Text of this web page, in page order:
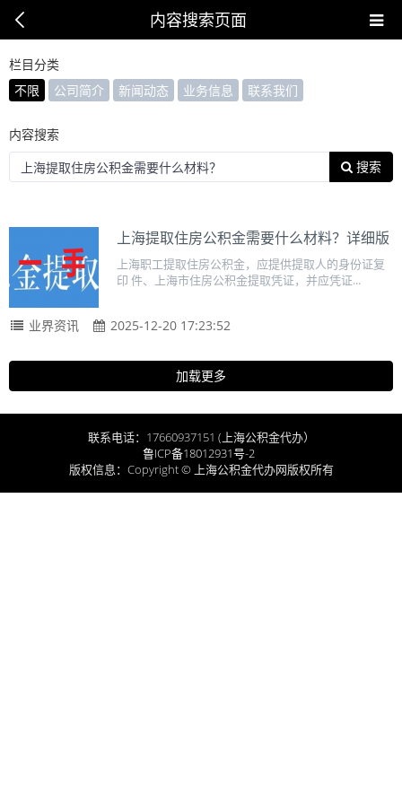
内容搜索页面
栏目分类
不限
公司简介 新闻动态 业务信息 联系我们
内容搜索
搜索
上海提取住房公积金需要什么材料？详细版
上海职工提取住房公积金，应提供提取人的身份证复
印 件、上海市住房公积金提取凭证，并应凭证...
业界资讯 2025-12-20 17:23:52
加载更多
联系电话：17660937151 (上海公积金代办）
鲁ICP备18012931号-2
版权信息：Copyright © 上海公积金代办网版权所有